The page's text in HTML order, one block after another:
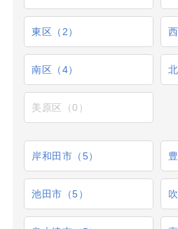
東区（2）
南区（4）
美原区（0）
岸和田市（5）
池田市（5）